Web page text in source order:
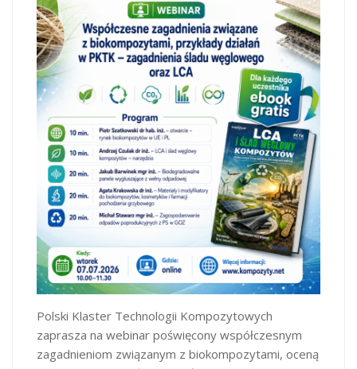
Polski Klaster Technologii Kompozytowych
zaprasza na webinar poświęcony współczesnym
zagadnieniom związanym z biokompozytami, oceną